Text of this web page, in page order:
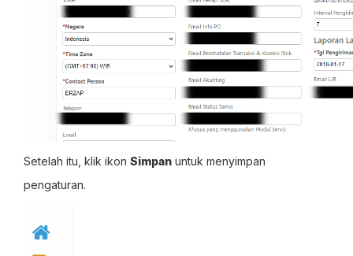
Setelah itu, klik ikon Simpan untuk menyimpan
pengaturan.